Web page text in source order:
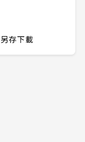
存下載